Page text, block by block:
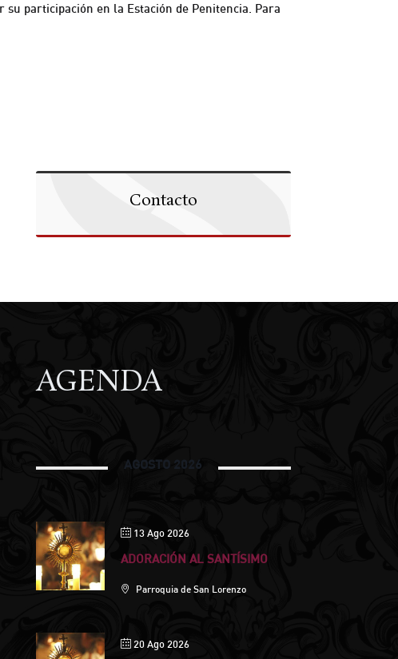
participación en la Estación de Penitencia. Para
Contacto
AGENDA
AGOSTO 2026
13 Ago 2026
ADORACIÓN AL SANTÍSIMO
Parroquia de San Lorenzo
20 Ago 2026